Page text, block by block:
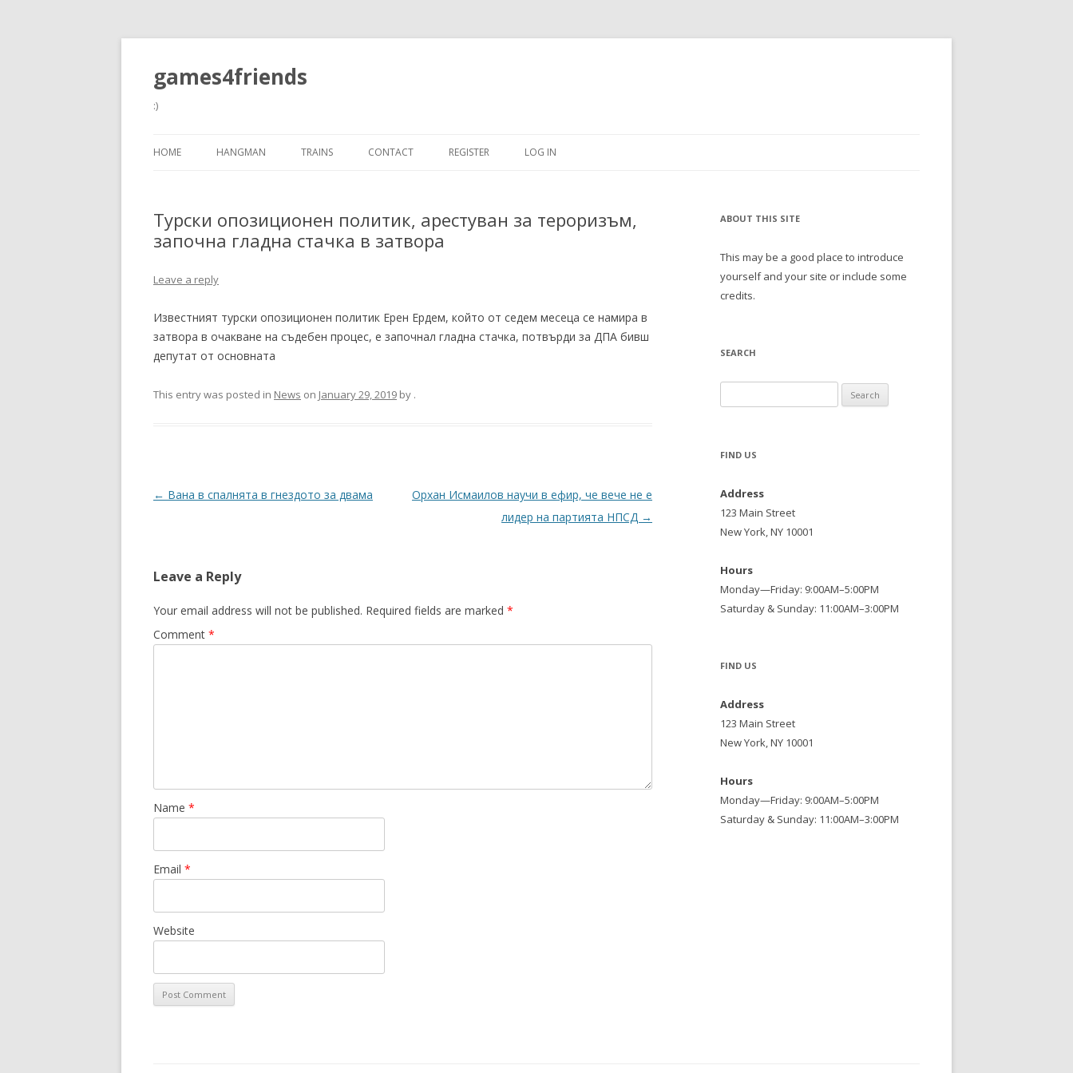
games4friends
:)
to
HOME HANGMAN TRAINS CONTACT
SHOP
CART
CSV
REGISTER LOG IN
Турски опозиционен политик, арестуван за тероризъм,
започна гладна стачка в затвора
Leave a reply
Известният турски опозиционен политик Ерен Ердем, който от седем месеца се намира в
затвора в очакване на съдебен процес, е започнал гладна стачка, потвърди за ДПА бивш
депутат от основната
This entry was posted in News on January 29, 2019 by .
Post
← Вана в спалнята в гнездото за двама
Орхан Исмаилов научи в ефир, че вече не е
лидер на партията НПСД →
Leave a Reply
Your email address will not be published. Required fields are marked *
Comment *
Name *
Email *
Website
ABOUT THIS SITE
This may be a good place to introduce
yourself and your site or include some
credits.
SEARCH
for:
FIND US
Address
123 Main Street
New York, NY 10001
Hours
Monday—Friday: 9:00AM–5:00PM
Saturday & Sunday: 11:00AM–3:00PM
FIND US
Address
123 Main Street
New York, NY 10001
Hours
Monday—Friday: 9:00AM–5:00PM
Saturday & Sunday: 11:00AM–3:00PM